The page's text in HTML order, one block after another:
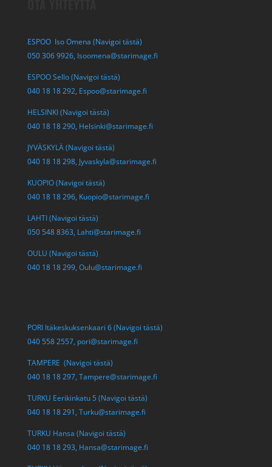
ESPOO Iso Omena (Navigoi tästä)
050 306 9926, Isoomena@starimage.fi
ESPOO Sello (Navigoi tästä)
040 18 18 292, Espoo@starimage.fi
HELSINKI (Navigoi tästä)
040 18 18 290, Helsinki@starimage.fi
JYVÄSKYLÄ (Navigoi tästä)
040 18 18 298, Jyvaskyla@starimage.fi
KUOPIO (Navigoi tästä)
040 18 18 296, Kuopio@starimage.fi
LAHTI (Navigoi tästä)
050 548 8363, Lahti@starimage.fi
OULU (Navigoi tästä)
040 18 18 299, Oulu@starimage.fi
PORI Itäkeskuksenkaari 6 (Navigoi tästä)
040 558 2557, pori@starimage.fi
TAMPERE (Navigoi tästä)
040 18 18 297, Tampere@starimage.fi
TURKU Eerikinkatu 5 (Navigoi tästä)
040 18 18 291, Turku@starimage.fi
TURKU Hansa (Navigoi tästä)
040 18 18 293, Hansa@starimage.fi